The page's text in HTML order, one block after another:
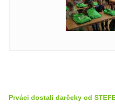
Prváci dostali darčeky od